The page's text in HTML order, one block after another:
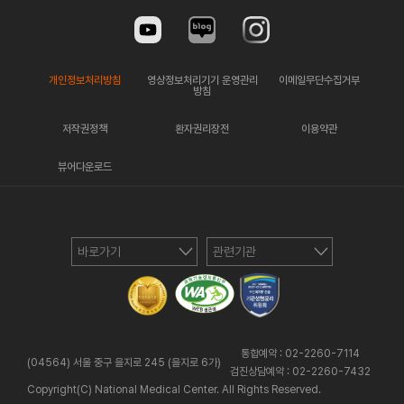
개인정보처리방침
영상정보처리기기 운영관리
방침
이메일무단수집거부
저작권정책 환자권리장전 이용약관
뷰어다운로드
(04564) 서울 중구 을지로 245 (을지로 6가)
통합예약 : 02-2260-7114
검진상담예약 : 02-2260-7432
Copyright(C) National Medical Center. All Rights Reserved.
바로가기 관련기관